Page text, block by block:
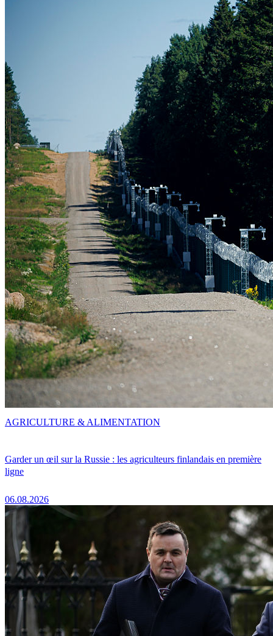
Garder un œil sur la Russie : les agriculteurs finlandais en première
ligne
06.08.2026
AGRICULTURE & ALIMENTATION